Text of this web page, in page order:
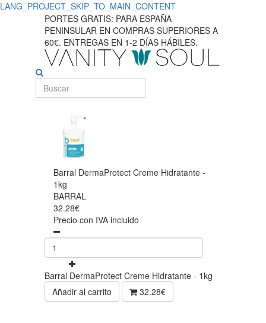
LANG_PROJECT_SKIP_TO_MAIN_CONTENT
PORTES GRATIS: PARA ESPAÑA
PENINSULAR EN COMPRAS SUPERIORES A
60€. ENTREGAS EN 1-2 DÍAS HÁBILES.
Barral DermaProtect Creme Hidratante -
1kg
BARRAL
32.28€
Precio con IVA incluido
Barral DermaProtect Creme Hidratante - 1kg
Añadir al carrito
32.28€